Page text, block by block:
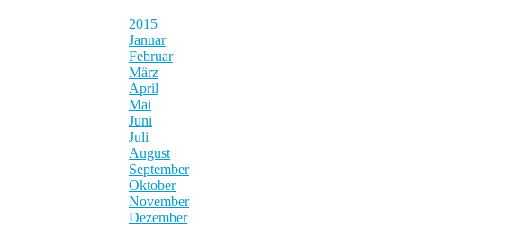
2015
Januar
Februar
März
April
Mai
Juni
Juli
August
September
Oktober
November
Dezember